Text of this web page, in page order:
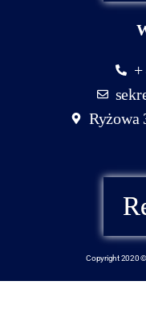
+
Ryżowa
Copyright 2020 ©